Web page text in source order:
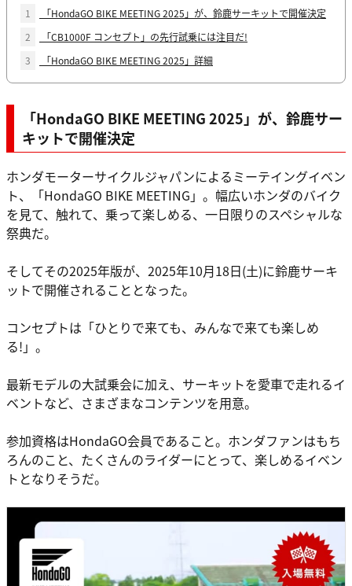
1
「HondaGO BIKE MEETING 2025」が、鈴鹿サーキットで開催決定
2
「CB1000F コンセプト」の先行試乗には注目だ!
3
「HondaGO BIKE MEETING 2025」詳細
「HondaGO BIKE MEETING 2025」が、鈴鹿サー
キットで開催決定
ホンダモーターサイクルジャパンによるミーテイングイベン
ト、「HondaGO BIKE MEETING」。幅広いホンダのバイク
を見て、触れて、乗って楽しめる、一日限りのスペシャルな
祭典だ。
そしてその2025年版が、2025年10月18日(土)に鈴鹿サーキ
ットで開催されることとなった。
コンセプトは「ひとりで来ても、みんなで来ても楽しめ
る!」。
最新モデルの大試乗会に加え、サーキットを愛車で走れるイ
ベントなど、さまざまなコンテンツを用意。
参加資格はHondaGO会員であること。ホンダファンはもち
ろんのこと、たくさんのライダーにとって、楽しめるイベン
トとなりそうだ。